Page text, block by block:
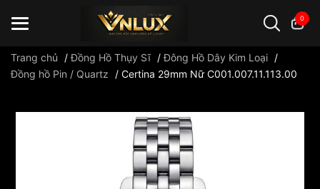
0
Trang chủ /Đồng Hồ Thụy Sĩ /Đông Hồ Dây Kim Loại /
Đồng hồ Pin / Quartz
/ Certina 29mm Nữ C001.007.11.113.00